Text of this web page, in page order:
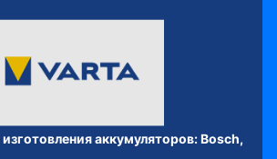
изготовления аккумуляторов: Bosch,